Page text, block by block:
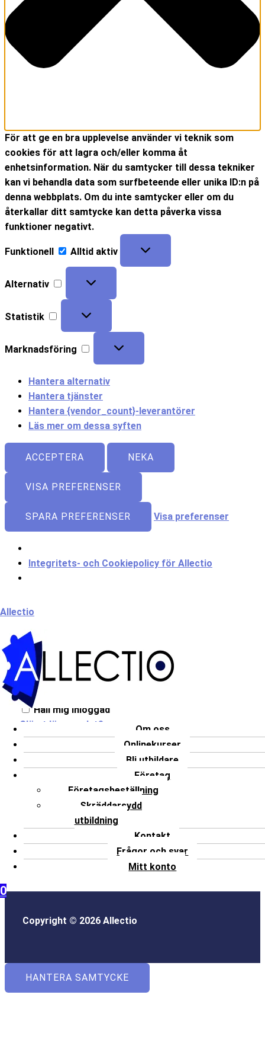
För att ge en bra upplevelse använder vi teknik som
cookies för att lagra och/eller komma åt
enhetsinformation. När du samtycker till dessa tekniker
kan vi behandla data som surfbeteende eller unika ID:n på
denna webbplats. Om du inte samtycker eller om du
återkallar ditt samtycke kan detta påverka vissa
funktioner negativt.
Funktionell Alltid aktiv
Alternativ
Statistik
Marknadsföring
Hantera alternativ
Hantera tjänster
Hantera {vendor_count}-leverantörer
Läs mer om dessa syften
ACCEPTERA NEKA
VISA PREFERENSER
SPARA PREFERENSER Visa preferenser
Integritets- och Cookiepolicy för Allectio
Allectio
Om oss
Onlinekurser
Bli utbildare
Företag
Företagsbeställning
Skräddarsydd
utbildning
Kontakt
Frågor och svar
Mitt konto
0
Välkommen till Allectio!
Håll mig inloggad
Glömt lösenordet?
Har du inget konto?Registrera dig
Copyright © 2026 Allectio
HANTERA SAMTYCKE